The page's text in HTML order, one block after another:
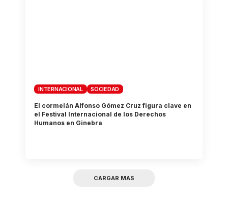
INTERNACIONAL SOCIEDAD
El cormelán Alfonso Gómez Cruz figura clave en
el Festival Internacional de los Derechos
Humanos en Ginebra
CARGAR MAS